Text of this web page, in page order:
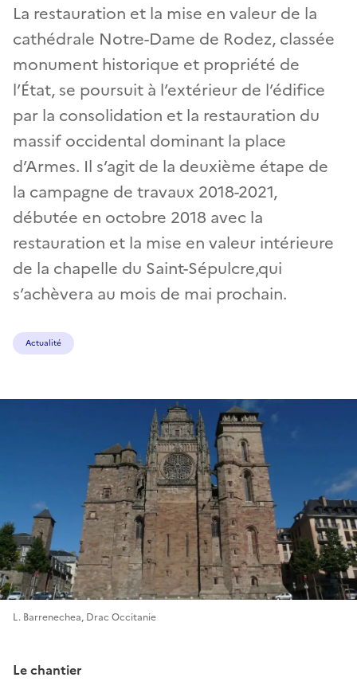
La restauration et la mise en valeur de la
cathédrale Notre-Dame de Rodez, classée
monument historique et propriété de
l’État, se poursuit à l’extérieur de l’édifice
par la consolidation et la restauration du
massif occidental dominant la place
d’Armes. Il s’agit de la deuxième étape de
la campagne de travaux 2018-2021,
débutée en octobre 2018 avec la
restauration et la mise en valeur intérieure
de la chapelle du Saint-Sépulcre,qui
s’achèvera au mois de mai prochain.
Actualité
L. Barrenechea, Drac Occitanie
Le chantier